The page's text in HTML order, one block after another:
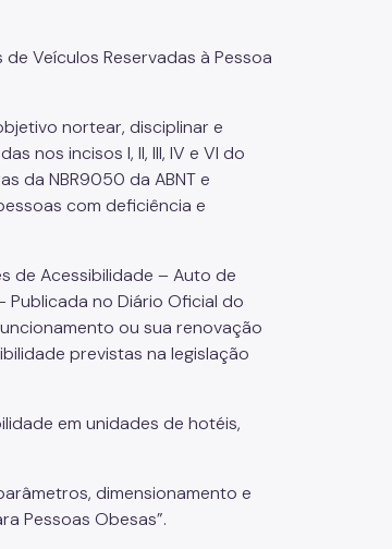
Veículos Reservadas à Pessoa
nortear, disciplinar e
nos incisos I, II, III, IV e VI do
da NBR9050 da ABNT e
com deficiência e
de Acessibilidade – Auto de
no Diário Oficial do
ou sua renovação
previstas na legislação
em unidades de hotéis,
dimensionamento e
Pessoas Obesas”.